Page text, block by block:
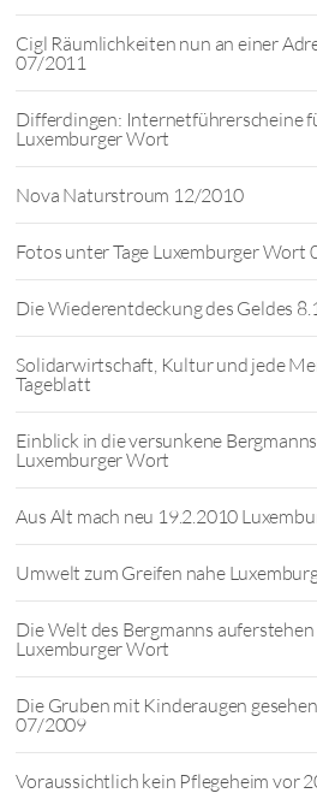
Cigl Räumlichkeiten nun an einer
07/2011
Differdingen: Internetführerscheine
Luxemburger Wort
Nova Naturstroum 12/2010
Fotos unter Tage Luxemburger Wort
Die Wiederentdeckung des Geldes
Solidarwirtschaft, Kultur und jede
Tageblatt
Einblick in die versunkene
Luxemburger Wort
Aus Alt mach neu 19.2.2010
Umwelt zum Greifen nahe
Die Welt des Bergmanns
Luxemburger Wort
Die Gruben mit Kinderaugen
07/2009
Voraussichtlich kein Pflegeheim vor